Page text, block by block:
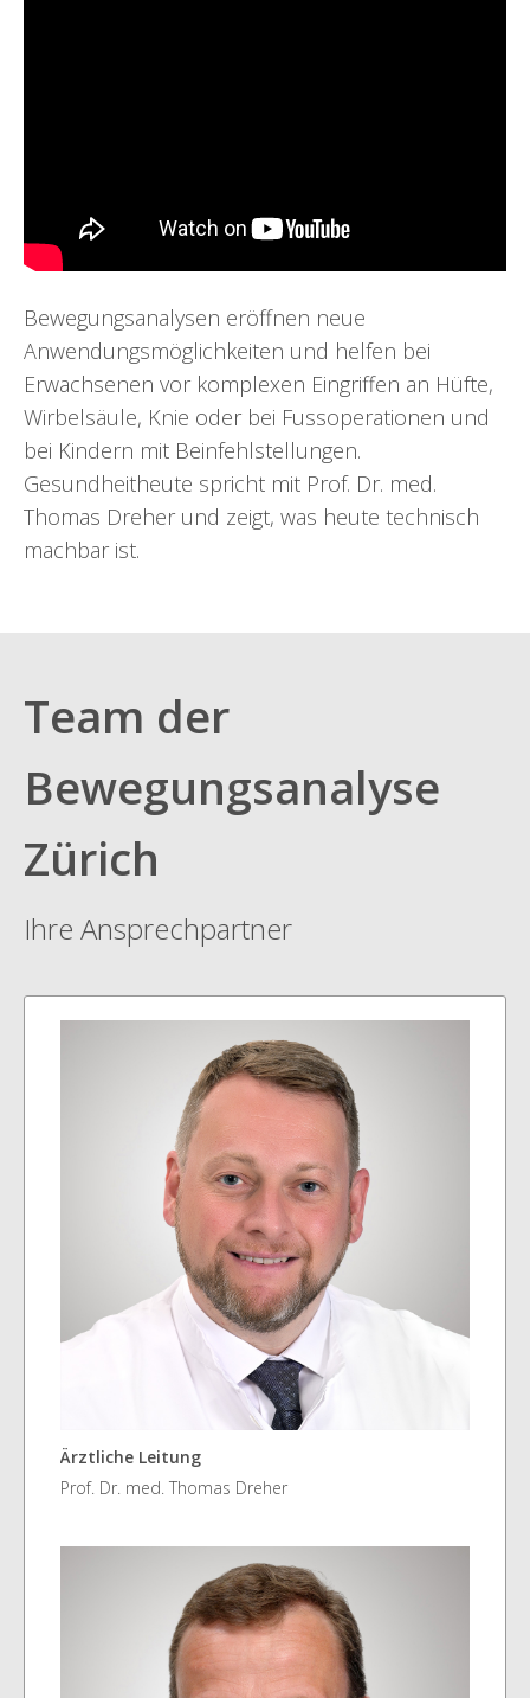
Bewegungsanalysen eröffnen neue
Anwendungsmöglichkeiten und helfen bei
Erwachsenen vor komplexen Eingriffen an Hüfte,
Wirbelsäule, Knie oder bei Fussoperationen und
bei Kindern mit Beinfehlstellungen.
Gesundheitheute spricht mit Prof. Dr. med.
Thomas Dreher und zeigt, was heute technisch
machbar ist.
Team der
Bewegungsanalyse
Zürich
Ihre Ansprechpartner
Ärztliche Leitung
Prof. Dr. med. Thomas Dreher